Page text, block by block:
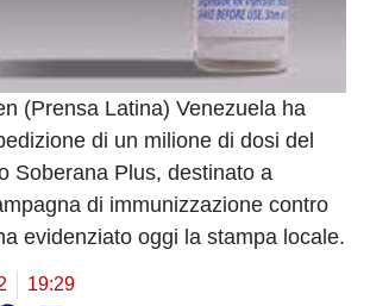
(Prensa Latina) Venezuela ha
di un milione di dosi del
Soberana Plus, destinato a
di immunizzazione contro
evidenziato oggi la stampa locale.
19:29